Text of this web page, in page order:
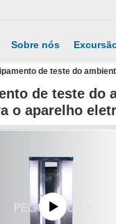
Sobre nós
de teste do
de teste do
o aparelho